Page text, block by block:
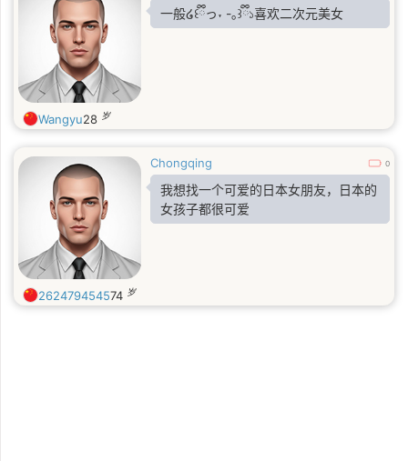
一般໒꒰ྀིっ˕ -｡꒱ྀི১喜欢二次元美女
Wangyu28 岁
Chongqing 0
我想找一个可爱的日本女朋友，日本的
女孩子都很可爱
262479454574 岁